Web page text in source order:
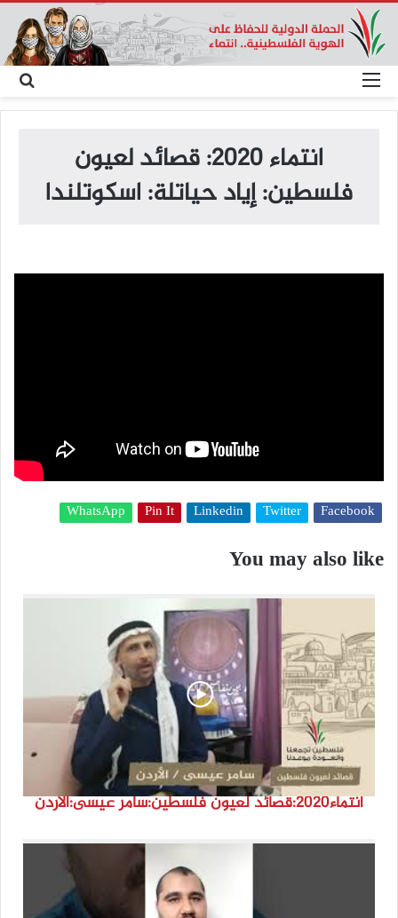
عن
انتماء 2020: قصائد لعيون
فلسطين: إياد حياتلة: اسكوتلندا
Facebook
Twitter
Linkedin
Pin It
WhatsApp
You may also like
انتماء2020:قصائد لعيون فلسطين:سامر عيسى:الأردن